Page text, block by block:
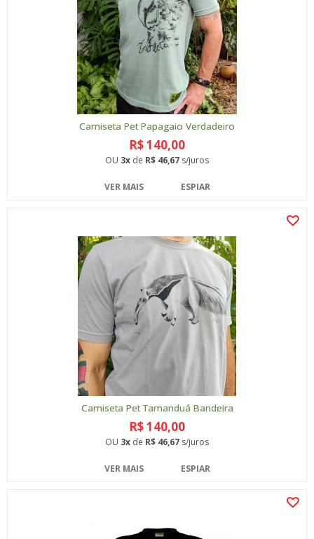
Camiseta Pet Papagaio Verdadeiro
R$ 140,00
OU 3x de R$ 46,67 s/juros
VER MAIS ESPIAR
Camiseta Pet Tamanduá Bandeira
R$ 140,00
OU 3x de R$ 46,67 s/juros
VER MAIS ESPIAR